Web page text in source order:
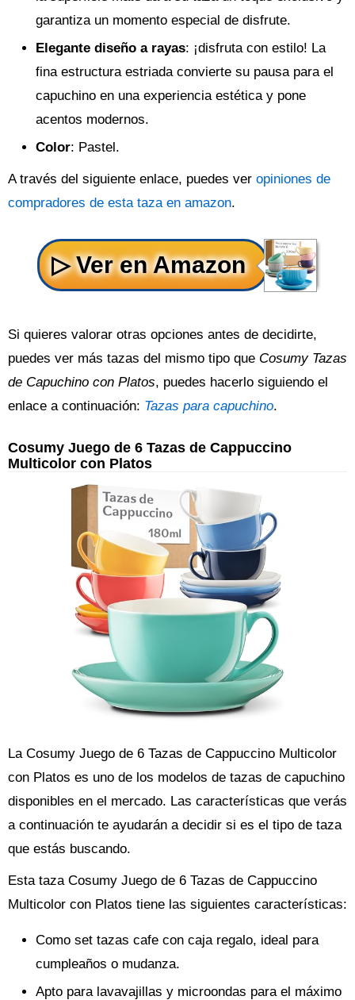
garantiza un momento especial de disfrute.
Elegante diseño a rayas: ¡disfruta con estilo! La
fina estructura estriada convierte su pausa para el
capuchino en una experiencia estética y pone
acentos modernos.
Color: Pastel.
A través del siguiente enlace, puedes ver opiniones de
compradores de esta taza en amazon.
Si quieres valorar otras opciones antes de decidirte,
puedes ver más tazas del mismo tipo que Cosumy Tazas
de Capuchino con Platos, puedes hacerlo siguiendo el
enlace a continuación: Tazas para capuchino.
Cosumy Juego de 6 Tazas de Cappuccino
Multicolor con Platos
La Cosumy Juego de 6 Tazas de Cappuccino Multicolor
con Platos es uno de los modelos de tazas de capuchino
disponibles en el mercado. Las características que verás
a continuación te ayudarán a decidir si es el tipo de taza
que estás buscando.
Esta taza Cosumy Juego de 6 Tazas de Cappuccino
Multicolor con Platos tiene las siguientes características:
Como set tazas cafe con caja regalo, ideal para
cumpleaños o mudanza.
Apto para lavavajillas y microondas para el máximo